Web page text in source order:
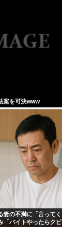
案を可決www
妻の不満に「言ってく
「バイトやったらクビ